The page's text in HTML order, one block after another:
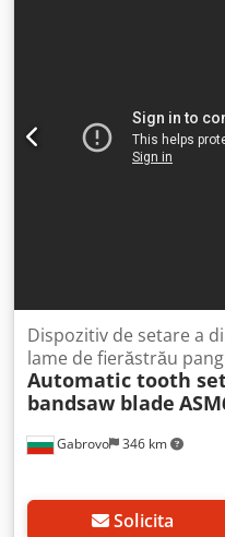
Tensiune de alimentare –
Dcsdexiv Ugepfx Ab Rsk
dinți pe minut Lățime
Gabrovo 346 km
Dispozitiv de setare a
lame de fierăstrău
Automatic tooth
bandsaw blade
Solicita